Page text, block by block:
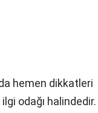
hemen dikkatleri
odağı halindedir.